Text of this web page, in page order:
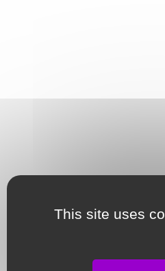
This site uses